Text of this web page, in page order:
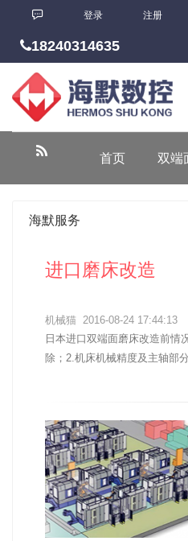
登录 注册
18240314635
首页 双端
海默服务
进口磨床改造
机械猫 2016-08-24 17:44:13
日本进口双端面磨床改造前情
除；2.机床机械精度及主轴部